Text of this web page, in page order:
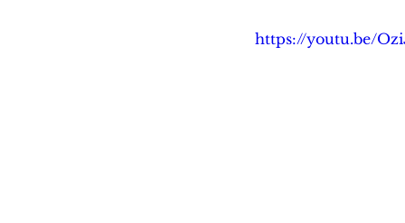
https://youtu.be/